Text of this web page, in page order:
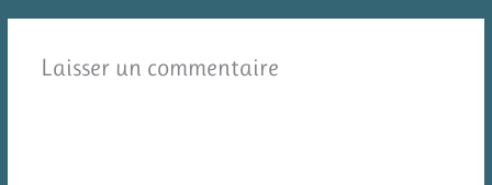
Laisser un commentaire